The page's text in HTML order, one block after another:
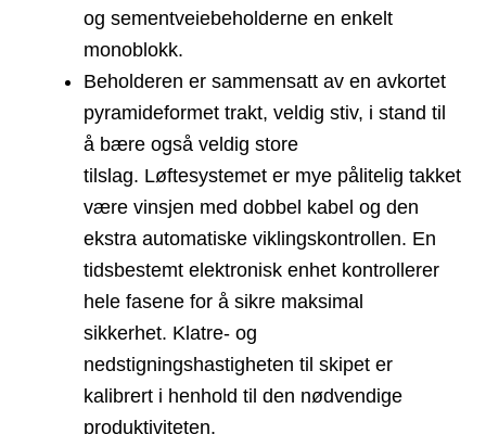
og sementveiebeholderne en enkelt
monoblokk.
Beholderen er sammensatt av en avkortet
pyramideformet trakt, veldig stiv, i stand til
å bære også veldig store
tilslag. Løftesystemet er mye pålitelig takket
være vinsjen med dobbel kabel og den
ekstra automatiske viklingskontrollen. En
tidsbestemt elektronisk enhet kontrollerer
hele fasene for å sikre maksimal
sikkerhet. Klatre- og
nedstigningshastigheten til skipet er
kalibrert i henhold til den nødvendige
produktiviteten.